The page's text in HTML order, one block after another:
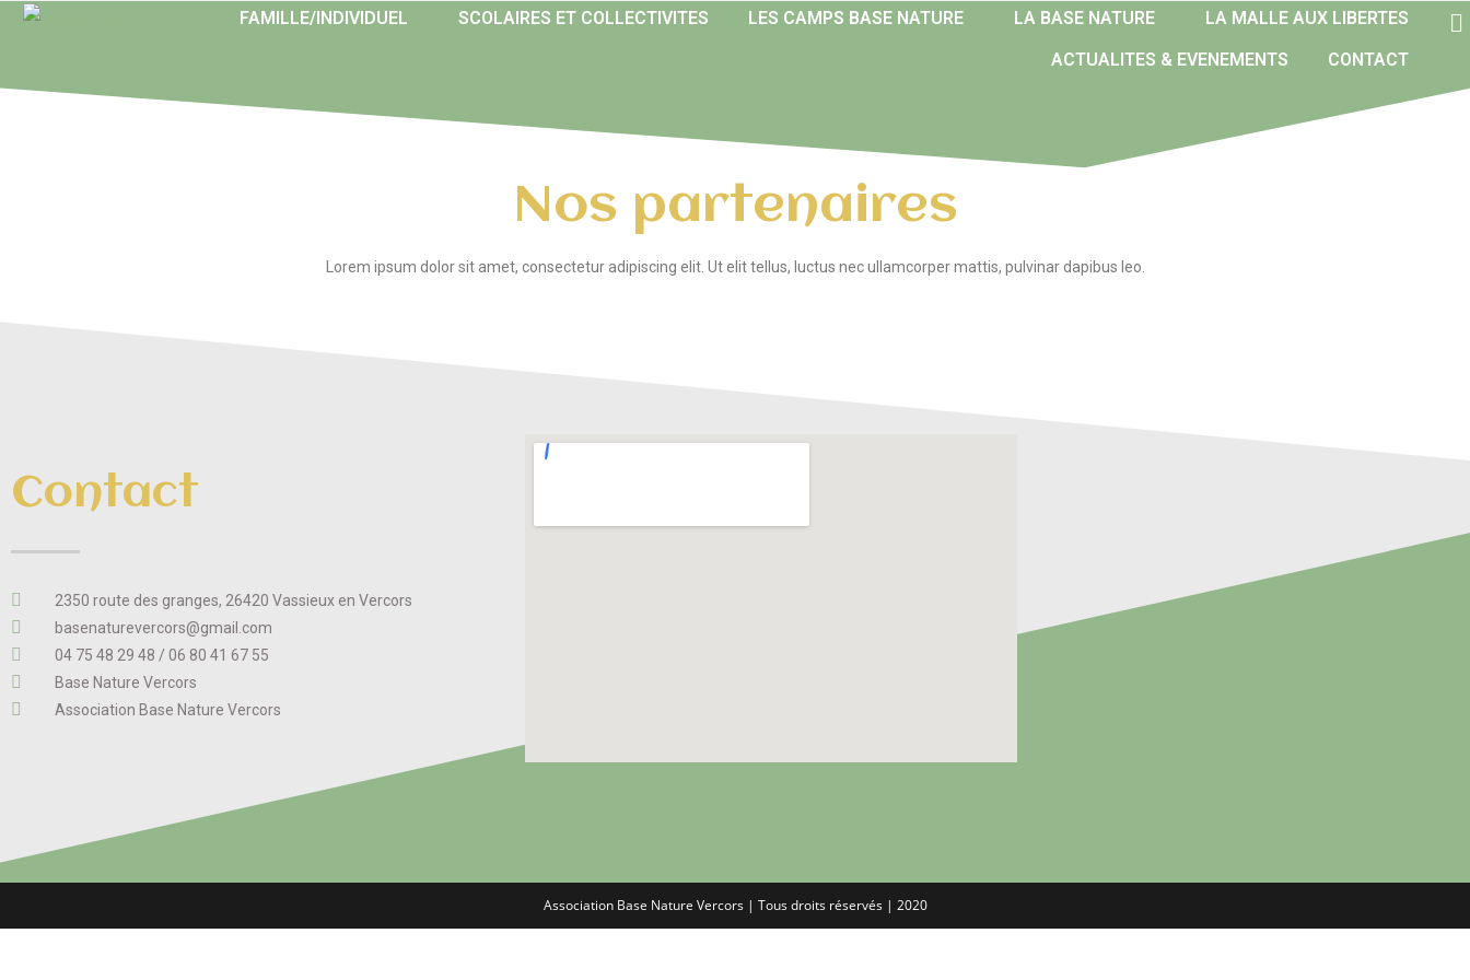
FAMILLE/INDIVIDUEL SCOLAIRES ET COLLECTIVITES LES CAMPS BASE NATURE LA BASE NATURE
LA MALLE AUX LIBERTES
ACTUALITES & EVENEMENTS
CONTACT
Nos partenaires
Lorem ipsum dolor sit amet, consectetur adipiscing elit. Ut elit tellus, luctus nec ullamcorper mattis, pulvinar dapibus leo.
Contact
2350 route des granges, 26420 Vassieux en Vercors
basenaturevercors@gmail.com
04 75 48 29 48 / 06 80 41 67 55
Base Nature Vercors
Association Base Nature Vercors
Association Base Nature Vercors | Tous droits réservés | 2020